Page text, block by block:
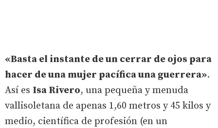
«Basta el instante de un cerrar de ojos para
hacer de una mujer pacífica una guerrera».
Así es Isa Rivero, una pequeña y menuda
vallisoletana de apenas 1,60 metros y 45 kilos y
medio, científica de profesión (en un